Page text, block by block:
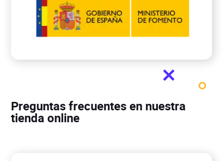
Preguntas frecuentes en nuestra
tienda online